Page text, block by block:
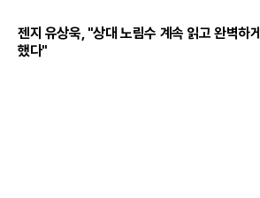
젠지 유상욱, "상대 노림수 계속 읽고 완벽하게
했다"